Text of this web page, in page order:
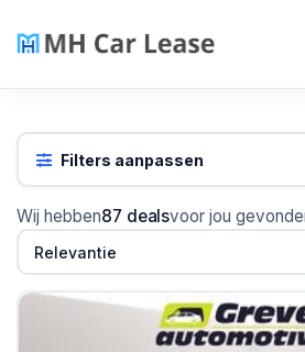
Filters aanpassen
Wij hebben87 dealsvoor jou
Relevantie